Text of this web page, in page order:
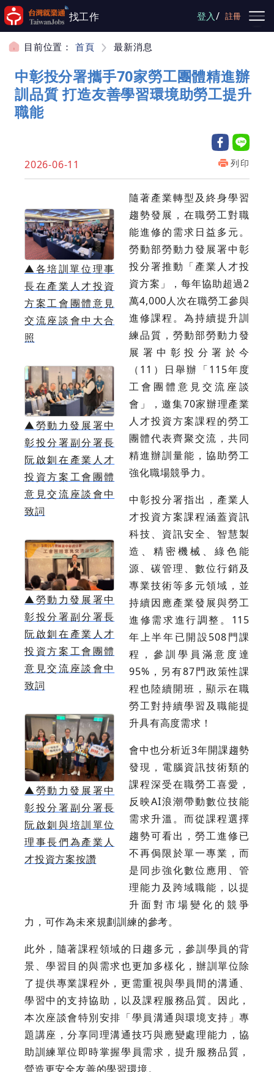
跳到主要內容
找工作 登入/ 註冊
目前位置： 首頁 最新消息
中彰投分署攜手70家勞工團體精進辦
訓品質 打造友善學習環境助勞工提升
職能
2026-06-11 列印
▲各培訓單位理事
長在產業人才投資
方案工會團體意見
交流座談會中大合
照
▲勞動力發展署中
彰投分署副分署長
阮啟釧在產業人才
投資方案工會團體
意見交流座談會中
致詞
▲勞動力發展署中
彰投分署副分署長
阮啟釧在產業人才
投資方案工會團體
意見交流座談會中
致詞
▲勞動力發展署中
彰投分署副分署長
阮啟釧與培訓單位
理事長們為產業人
才投資方案按讚
隨著產業轉型及終身學習
趨勢發展，在職勞工對職
能進修的需求日益多元。
勞動部勞動力發展署中彰
投分署推動「產業人才投
資方案」，每年協助超過2
萬4,000人次在職勞工參與
進修課程。為持續提升訓
練品質，勞動部勞動力發
展署中彰投分署於今
（11）日舉辦「115年度
工會團體意見交流座談
會」，邀集70家辦理產業
人才投資方案課程的勞工
團體代表齊聚交流，共同
精進辦訓量能，協助勞工
強化職場競爭力。
中彰投分署指出，產業人
才投資方案課程涵蓋資訊
科技、資訊安全、智慧製
造、精密機械、綠色能
源、碳管理、數位行銷及
專業技術等多元領域，並
持續因應產業發展與勞工
進修需求進行調整。115
年上半年已開設508門課
程，參訓學員滿意度達
95%，另有87門政策性課
程也陸續開班，顯示在職
勞工對持續學習及職能提
升具有高度需求！
會中也分析近3年開課趨勢
發現，電腦資訊技術類的
課程深受在職勞工喜愛，
反映AI浪潮帶動數位技能
需求升溫。而從課程選擇
趨勢可看出，勞工進修已
不再侷限於單一專業，而
是同步強化數位應用、管
理能力及跨域職能，以提
升面對市場變化的競爭
力，可作為未來規劃訓練的參考。
此外，隨著課程領域的日趨多元，參訓學員的背
景、學習目的與需求也更加多樣化，辦訓單位除
了提供專業課程外，更需重視與學員間的溝通、
學習中的支持協助，以及課程服務品質。因此，
本次座談會特別安排「學員溝通與環境支持」專
題講座，分享同理溝通技巧與應變處理能力，協
助訓練單位即時掌握學員需求，提升服務品質，
營造更安全友善的學習環境。